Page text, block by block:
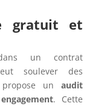
gratuit et
un contrat
soulever des
propose unaudit
. Cette